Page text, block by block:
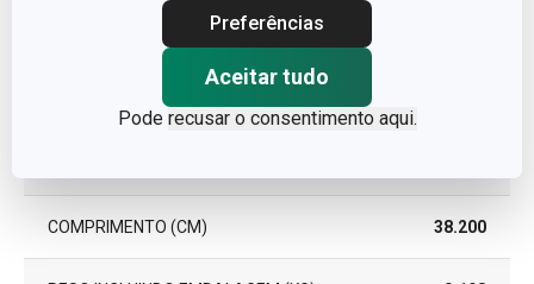
Preferências
Aceitar tudo
Pode recusar o consentimento aqui.
LARGURA (CM)
COMPRIMENTO (CM) 38.200